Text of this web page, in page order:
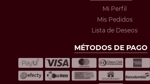
Mi Perfil
Mis Pedidos
Lista de Deseos
MÉTODOS DE PAGO